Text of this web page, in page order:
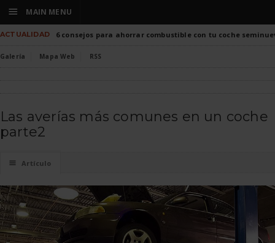
ACTUALIDAD 6 consejos para ahorrar combustible con tu coche
Galería Mapa Web RSS
Las averías más comunes en un coche
parte2
☰ Artículo
☰ MAIN MENU